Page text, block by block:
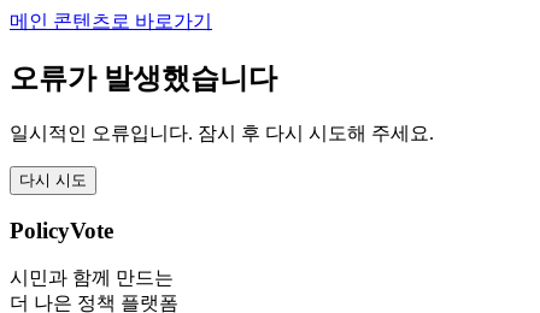
메인 콘텐츠로 바로가기
오류가 발생했습니다
일시적인 오류입니다. 잠시 후 다시 시도해 주세요.
다시 시도
PolicyVote
시민과 함께 만드는
더 나은 정책 플랫폼